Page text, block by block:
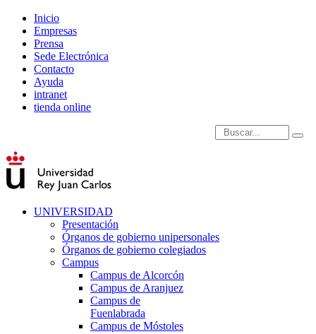
Inicio
Empresas
Prensa
Sede Electrónica
Contacto
Ayuda
intranet
tienda online
Introduce términos de
UNIVERSIDAD
Presentación
Órganos de gobierno unipersonales
Órganos de gobierno colegiados
Campus
Campus de Alcorcón
Campus de Aranjuez
Campus de
Fuenlabrada
Campus de Móstoles